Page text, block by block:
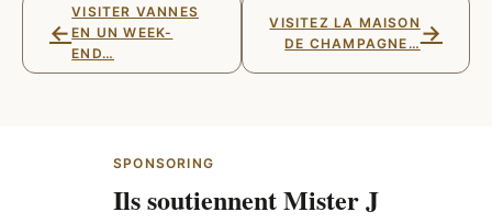
←
VISITER VANNES
EN UN WEEK-
END…
VISITEZ LA MAISON
DE CHAMPAGNE…→
SPONSORING
Ils soutiennent Mister J